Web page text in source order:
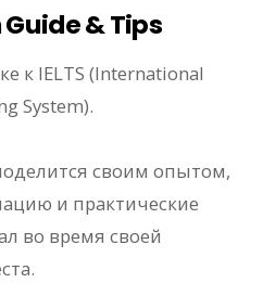
& Tips
к IELTS (International
System).
своим опытом,
и практические
во время своей